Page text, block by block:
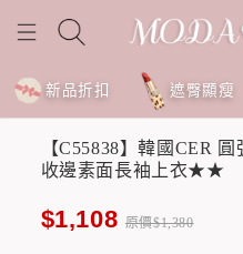
新品折扣 遮臀顯瘦
【C55838】韓國CER
收邊素面長袖上衣★★
$1,108 原價$1,380